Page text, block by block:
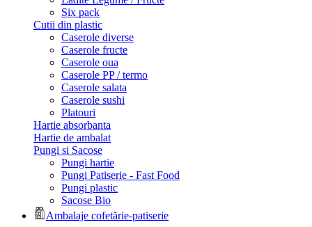
Six pack
Cutii din plastic
Caserole diverse
Caserole fructe
Caserole oua
Caserole PP / termo
Caserole salata
Caserole sushi
Platouri
Hartie absorbanta
Hartie de ambalat
Pungi si Sacose
Pungi hartie
Pungi Patiserie - Fast Food
Pungi plastic
Sacose Bio
Ambalaje cofetărie-patiserie